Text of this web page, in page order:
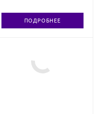
ПОДРОБНЕЕ